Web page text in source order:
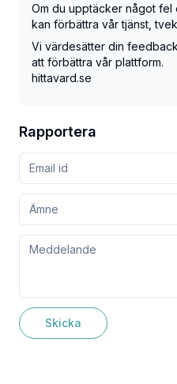
Om du upptäcker något fel
kan förbättra vår tjänst,
Vi värdesätter din
att förbättra vår plattform.
hittavard.se
Rapportera
Skicka